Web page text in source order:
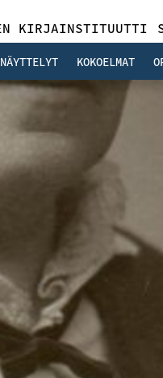
KIRJAINSTITUUTTI
KOKOELMAT